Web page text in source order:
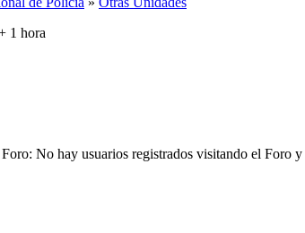
1 hora
No hay usuarios registrados visitando el Foro